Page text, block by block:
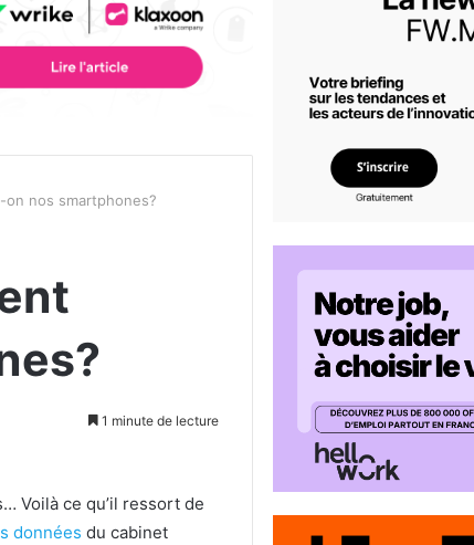
nos smartphones?
1 minute de lecture
Voilà ce qu’il ressort de
données du cabinet